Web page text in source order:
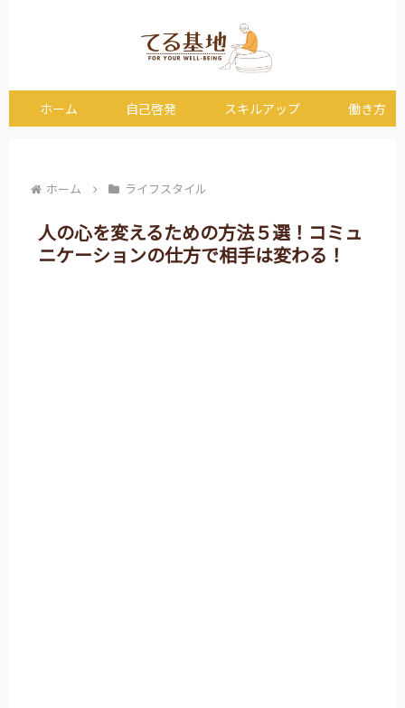
ホーム 自己啓発 スキルアップ 働き方
ホーム ライフスタイル
人の心を変えるための方法５選！コミュ
ニケーションの仕方で相手は変わる！